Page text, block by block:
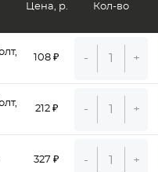
Цена, р.
108 ₽
212 ₽
327 ₽
Кол-во
- +
- +
- +